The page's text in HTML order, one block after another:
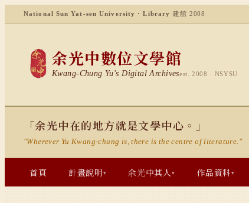
National Sun Yat-sen University · Library ·建館 2008
余光中數位文學館
Kwang-Chung Yu's Digital Archivesest. 2008 · NSYSU
「余光中在的地方就是文學中心。」
"Wherever Yu Kwang-chung is, there is the centre of literature."
首頁 計畫說明▾ 余光中其人▾ 作品資料▾